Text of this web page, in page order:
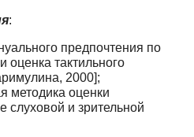
:
предпочтения по
оценка тактильного
2000];
методика оценки
слуховой и зрительной